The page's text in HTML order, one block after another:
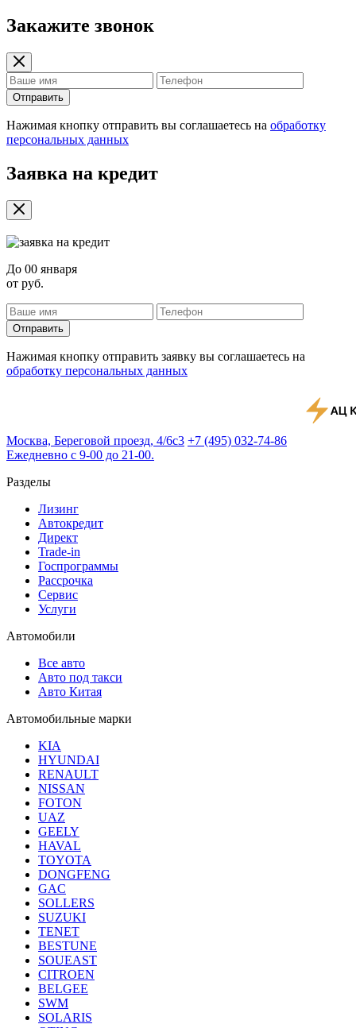
Закажите звонок
Отправить
Нажимая кнопку отправить вы соглашаетесь на обработку
персональных данных
Заявка на кредит
До 00 января
от руб.
Отправить
Нажимая кнопку отправить заявку вы соглашаетесь на
обработку персональных данных
Москва, Береговой проезд, 4/6с3 +7 (495) 032-74-86
Ежедневно с 9-00 до 21-00.
Разделы
Лизинг
Автокредит
Директ
Trade-in
Госпрограммы
Рассрочка
Сервис
Услуги
Автомобили
Все авто
Авто под такси
Авто Китая
Автомобильные марки
KIA
HYUNDAI
RENAULT
NISSAN
FOTON
UAZ
GEELY
HAVAL
TOYOTA
DONGFENG
GAC
SOLLERS
SUZUKI
TENET
BESTUNE
SOUEAST
CITROEN
BELGEE
SWM
SOLARIS